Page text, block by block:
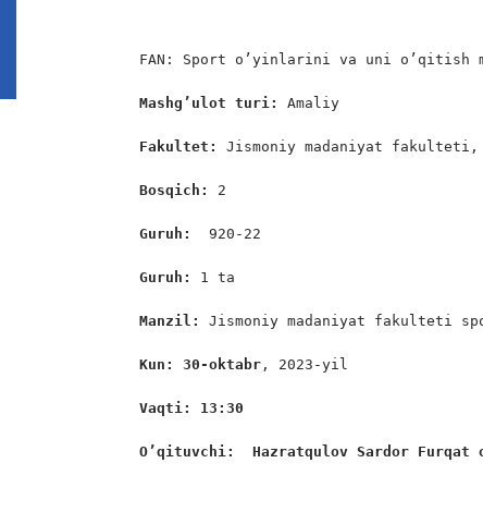
FAN: Sport o’yinlarini va uni o’qitish
Mashg’ulot turi: Amaliy
Fakultet: Jismoniy madaniyat fakulteti,
Bosqich: 2
Guruh: 920-22
Guruh: 1 ta
Manzil: Jismoniy madaniyat fakulteti
Kun: 30-oktabr , 2023-yil
Vaqti: 13:30
O’qituvchi:  Hazratqulov Sardor Furqat